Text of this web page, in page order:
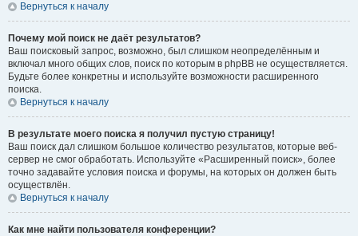
Вернуться к началу
Почему мой поиск не даёт результатов?
Ваш поисковый запрос, возможно, был слишком неопределённым и
включал много общих слов, поиск по которым в phpBB не осуществляется.
Будьте более конкретны и используйте возможности расширенного
поиска.
Вернуться к началу
В результате моего поиска я получил пустую страницу!
Ваш поиск дал слишком большое количество результатов, которые веб-
сервер не смог обработать. Используйте «Расширенный поиск», более
точно задавайте условия поиска и форумы, на которых он должен быть
осуществлён.
Вернуться к началу
Как мне найти пользователя конференции?